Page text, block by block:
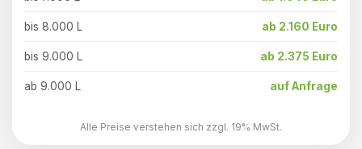
bis 8.000 L ab 2.160 Euro
bis 9.000 L ab 2.375 Euro
ab 9.000 L auf Anfrage
Alle Preise verstehen sich zzgl. 19% MwSt.